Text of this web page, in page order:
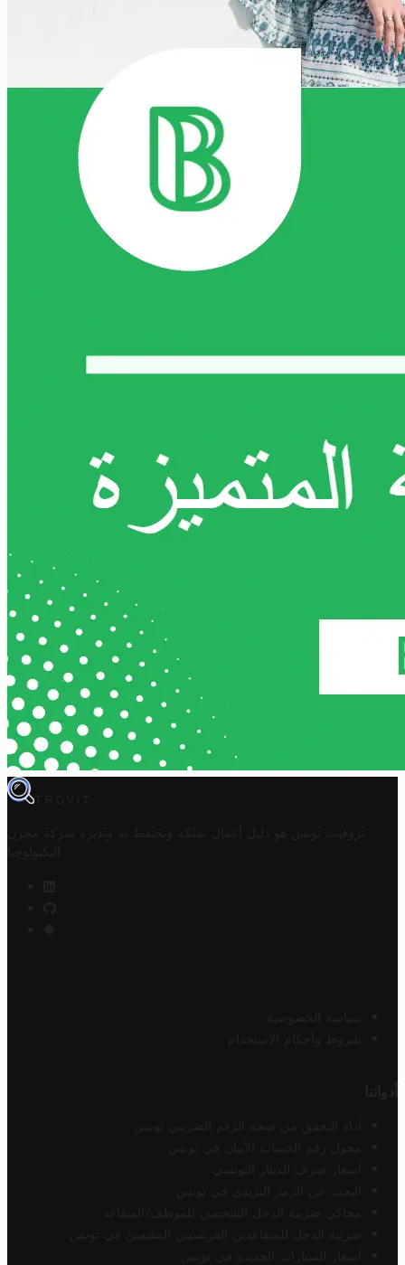
TROVIT
تروفيت تونس هو دليل أعمال تملكه وتحتفظ به وتديره
شركة مخزن
التكنولوجيا
سياسة الخصوصية
شروط وأحكام الاستخدام
أدواتنا
أداة التحقق من صحة الرقم الضريبي تونس
محول رقم الحساب الآيبان في تونس
أسعار صرف الدينار التونسي
البحث عن الرمز البريدي في تونس
محاكي ضريبة الدخل الشخصي للموظف/المتقاعد
ضريبة الدخل للمتقاعدين الفرنسيين المقيمين في تونس
أسعار السيارات الجديدة في تونس